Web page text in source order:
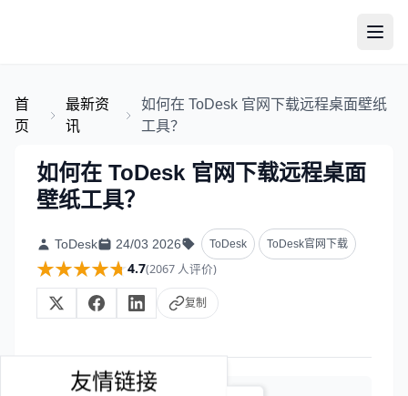
首
页
最新资
讯
如何在 ToDesk 官网下载远程桌面壁纸
工具？
如何在 ToDesk 官网下载远程桌面
壁纸工具？
ToDesk 24/03 2026 ToDesk ToDesk官网下载
★★★★★
★★★★★4.7(2067 人评价)
复制
友情链接